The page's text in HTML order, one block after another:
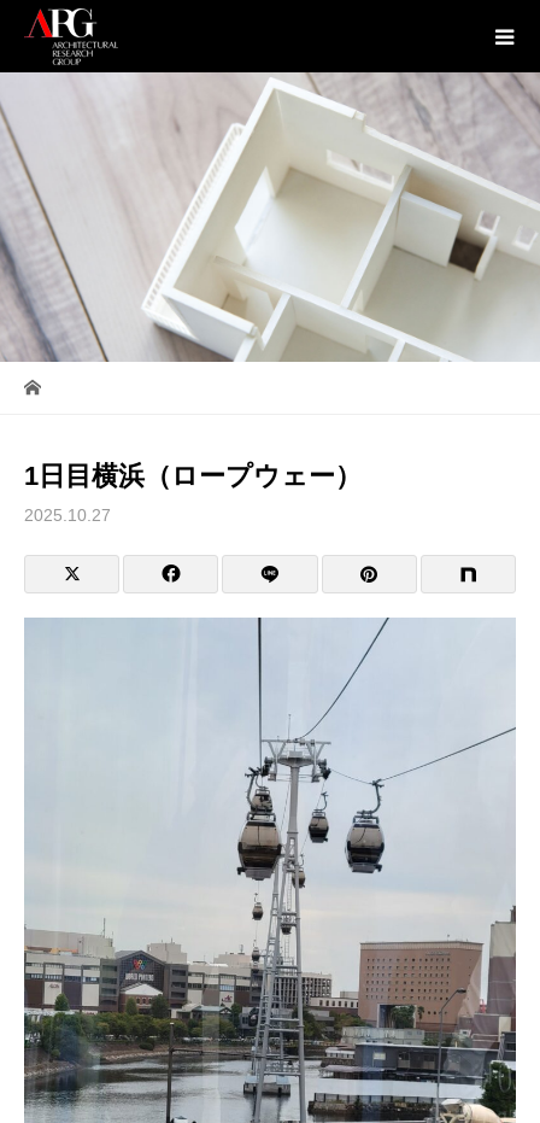
1日目横浜（ロープウェー）
2025.10.27